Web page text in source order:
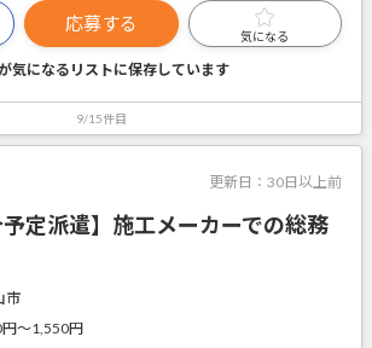
応募する
気になる
気になるリストに保存しています
9/15件目
更新日： 30日以上前
予定派遣】施工メーカーでの総務
市
〜1,550円